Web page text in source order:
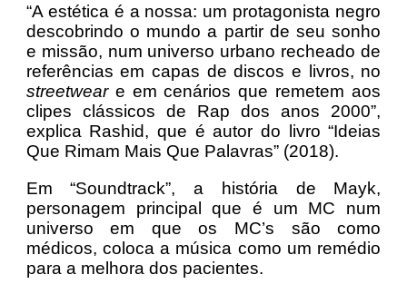
“A estética é a nossa: um protagonista negro
descobrindo o mundo a partir de seu sonho
e missão, num universo urbano recheado de
referências em capas de discos e livros, no
streetweare em cenários que remetem aos
clipes clássicos de Rap dos anos 2000”,
explica Rashid, que é autor do livro “Ideias
Que Rimam Mais Que Palavras” (2018).
Em “Soundtrack”, a história de Mayk,
personagem principal que é um MC num
universo em que os MC’s são como
médicos, coloca a música como um remédio
para a melhora dos pacientes.